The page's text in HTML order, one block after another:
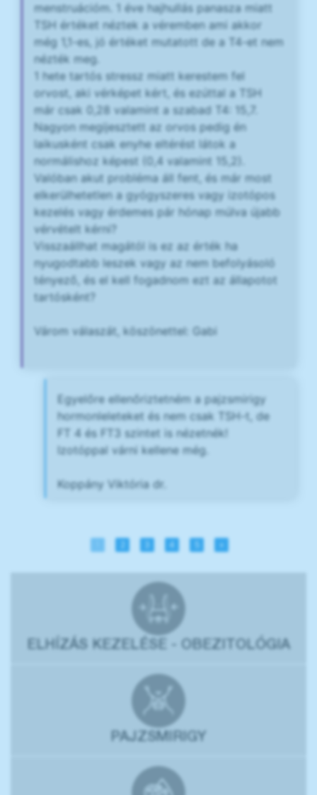
menstruációm. 1 éve hajhullás panasza miatt
TSH értéket néztek a véremben ami akkor
még 1,1-es, jó értéket mutatott de a T4-et nem
nézték meg.
1 hete tartós stressz miatt kerestem fel
orvost, aki vérképet kért, és ezúttal a TSH
már csak 0,28 valamint a szabad T4: 15,7.
Nagyon megijesztett az orvos pedig én
laikusként csak enyhe eltérést látok a
normálishoz képest (0,4 valamint 15,2).
Valóban akut probléma áll fent, és már most
elkerülhetetlen a gyógyszeres vagy izotópos
kezelés vagy érdemes pár hónap múlva újabb
vérvételt kérni?
Visszaállhat magától is ez az érték ha
nyugodtabb leszek vagy az nem befolyásoló
tényező, és el kell fogadnom ezt az állapotot
tartósként?
Várom válaszát, köszönettel: Gabi
Egyelőre ellenőriztetném a pajzsmirigy
hormonleleteket és nem csak TSH-t, de
FT 4 és FT3 szintet is nézetnék!
Izotóppal várni kellene még.
Koppány Viktória dr.
4 »
ELHÍZÁS KEZELÉSE - OBEZITOLÓGIA
PAJZSMIRIGY